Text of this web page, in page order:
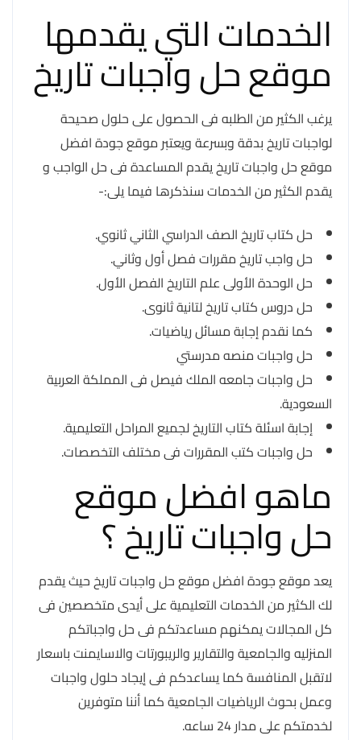
الخدمات التي يقدمها
موقع حل واجبات تاريخ
يرغب الكثير من الطلبه فى الحصول على حلول صحيحة
لواجبات تاريخ بدقة وبسرعة ويعتبر موقع جودة افضل
موقع حل واجبات تاريخ يقدم المساعدة فى حل الواجب و
يقدم الكثير من الخدمات سنذكرها فيما يلى:-
حل كتاب تاريخ الصف الدراسي الثاني ثانوي.
حل واجب تاريخ مقررات فصل أول وثاني.
حل الوحدة الأولى علم التاريخ الفصل الأول.
حل دروس كتاب تاريخ لتانية ثانوى.
كما نقدم إجابة مسائل رياضيات.
حل واجبات منصه مدرستي
حل واجبات جامعه الملك فيصل فى المملكة العربية
السعودية.
إجابة اسئلة كتاب التاريخ لجميع المراحل التعليمية.
حل واجبات كتب المقررات فى مختلف التخصصات.
ماهو افضل موقع
حل واجبات تاريخ ؟
يعد موقع جودة افضل موقع حل واجبات تاريخ حيث يقدم
لك الكثير من الخدمات التعليمية على أيدى متخصصين فى
كل المجالات يمكنهم مساعدتكم فى حل واجباتكم
المنزليه والجامعية والتقارير والريبورتات والاسايمنت باسعار
لاتقبل المنافسة كما يساعدكم فى إيجاد حلول واجبات
وعمل بحوث الرياضيات الجامعية كما أننا متوفرين
لخدمتكم على مدار 24 ساعه.